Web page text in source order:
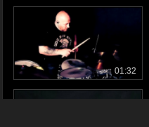
01:32